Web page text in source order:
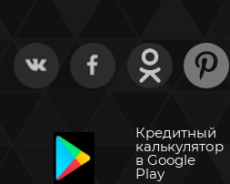
Кредитный
калькулятор
в Google
Play